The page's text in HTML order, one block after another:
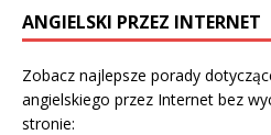
ANGIELSKI PRZEZ INTERNET
Zobacz najlepsze porady
angielskiego przez Internet bez
stronie: